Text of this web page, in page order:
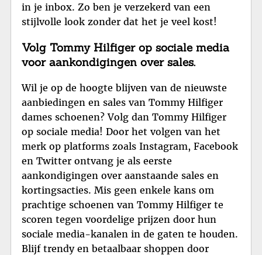
in je inbox. Zo ben je verzekerd van een
stijlvolle look zonder dat het je veel kost!
Volg Tommy Hilfiger op sociale media
voor aankondigingen over sales.
Wil je op de hoogte blijven van de nieuwste
aanbiedingen en sales van Tommy Hilfiger
dames schoenen? Volg dan Tommy Hilfiger
op sociale media! Door het volgen van het
merk op platforms zoals Instagram, Facebook
en Twitter ontvang je als eerste
aankondigingen over aanstaande sales en
kortingsacties. Mis geen enkele kans om
prachtige schoenen van Tommy Hilfiger te
scoren tegen voordelige prijzen door hun
sociale media-kanalen in de gaten te houden.
Blijf trendy en betaalbaar shoppen door